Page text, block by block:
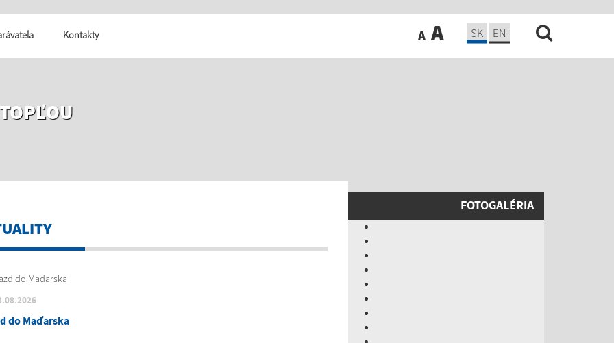
Kontakty A A SK EN
do Maďarska
FOTOGALÉRIA